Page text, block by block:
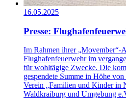
16.05.2025
Presse:
Im Rahmen ihrer „Movember“-
Flughafenfeuerwehr im
für wohltägige Zwecke. Die
gespendete Summe in Höhe
Verein „Familien und Kinder in
Waldkraiburg und Umgebung